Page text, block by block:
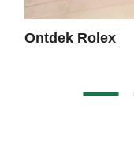
Ontdek Rolex